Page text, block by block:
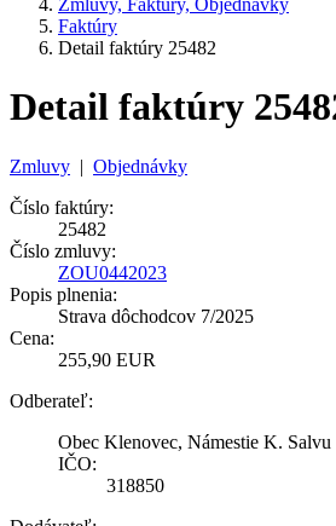
Zmluvy, Faktúry, Objednávky
Faktúry
Detail faktúry 25482
Detail faktúry
Zmluvy | Objednávky
Číslo faktúry:
25482
Číslo zmluvy:
ZOU0442023
Popis plnenia:
Strava dôchodcov 7/2025
Cena:
255,90 EUR
Odberateľ:
Obec Klenovec, Námestie K.
IČO:
318850